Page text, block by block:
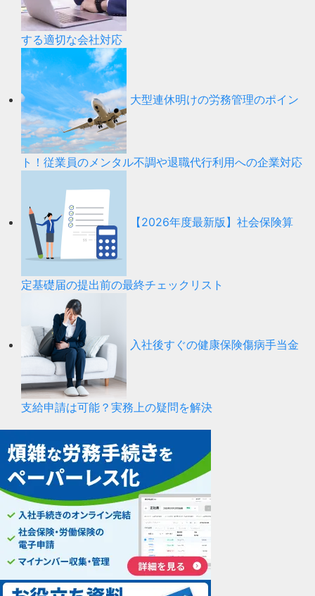
する適切な会社対応
大型連休明けの労務管理のポイン
ト！従業員のメンタル不調や退職代行利用への企業対応
【2026年度最新版】社会保険算
定基礎届の提出前の最終チェックリスト
入社後すぐの健康保険傷病手当金
支給申請は可能？実務上の疑問を解決